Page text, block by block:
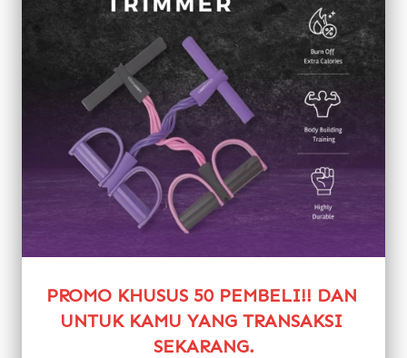
PROMO KHUSUS 50 PEMBELI!! DAN
UNTUK KAMU YANG TRANSAKSI
SEKARANG.